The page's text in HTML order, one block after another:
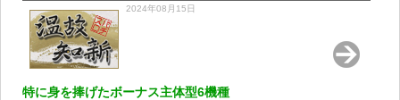
2024年08月15日
特に身を捧げたボーナス主体型6機種